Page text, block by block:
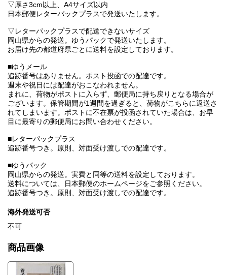
▽厚さ3cm以上、A4サイズ以内
日本郵便レターパックプラスで発送いたします。
▽レターパックプラスで配送できないサイズ
岡山県からの発送。ゆうパックで発送いたします。
お届け先の都道府県ごとに送料を設定しております。
■ゆうメール
追跡番号はありません。ポスト投函での配達です。
週末や祝日には配達がおこなわれません。
まれに、荷物がポストに入らず、郵便局に持ち戻りとなる場合が
ございます。保管期間が1週間を過ぎると、荷物がこちらに返送さ
れてしまいます。ポストに不在票が投函されていた場合は、お早
目に最寄りの郵便局にお問い合わせください。
■レターパックプラス
追跡番号つき。原則、対面受け渡しでの配達です。
■ゆうパック
岡山県からの発送。実費と同等の送料を設定しております。
送料については、日本郵便のホームページをご参照ください。
追跡番号つき。原則、対面受け渡しでの配達です。
海外発送可否
不可
商品画像